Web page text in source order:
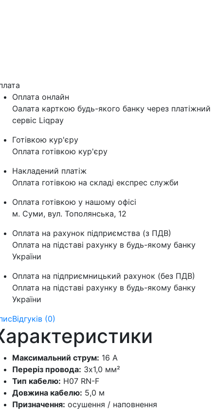
Оплата онлайн
Оалата карткою будь-якого банку через платіжний
сервіс Liqpay
Готівкою кур'єру
Оплата готівкою кур'єру
Накладений платіж
Оплата готівкою на складі експрес служби
Оплата готівкою у нашому офісі
м. Суми, вул. Тополянська, 12
Оплата на рахунок підприємства (з ПДВ)
Оплата на підставі рахунку в будь-якому банку
України
Оплата на підприємницький рахунок (без ПДВ)
Оплата на підставі рахунку в будь-якому банку
України
Відгуків (0)
Максимальний струм: 16 А
Переріз провода: 3х1,0 мм²
Тип кабелю: H07 RN-F
Довжина кабелю: 5,0 м
Призначення: осушення / наповнення